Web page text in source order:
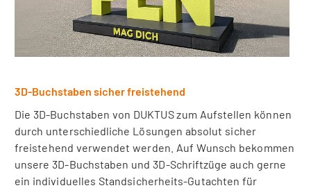
3D-Buchstaben sicher freistehend
Die 3D-Buchstaben von DUKTUS zum Aufstellen können
durch unterschiedliche Lösungen absolut sicher
freistehend verwendet werden. Auf Wunsch bekommen
unsere 3D-Buchstaben und 3D-Schriftzüge auch gerne
ein individuelles Standsicherheits-Gutachten für